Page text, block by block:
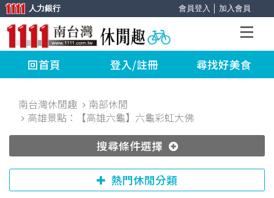
會員登入 加入會員
人力銀行
回首頁 登入/註冊 尋找好美食
南台灣休閒趣
南部休閒
高雄景點：【高雄六龜】六龜彩虹大佛
搜尋條件選擇
熱門休閒分類